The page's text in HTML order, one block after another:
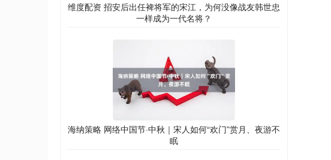
维度配资 招安后出任裨将军的宋江，为何没像战友韩世忠
一样成为一代名将？
海纳策略 网络中国节·中秋｜宋人如何“欢门”赏月、夜游不
眠